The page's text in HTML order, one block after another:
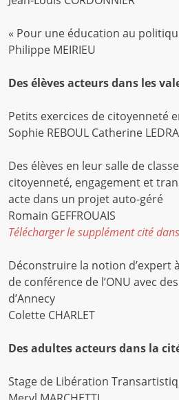
« Pour une éducation au
Philippe MEIRIEU
Des élèves acteurs dans les
Petits exercices de citoyenneté
Sophie REBOUL Catherine
Des élèves en leur salle de
citoyenneté, engagement et
acte dans un projet auto-géré
Romain GEFFROUAIS
Télécharger le supplément cité
Déconstruire la notion d’expert
de conférence de l’ONU avec
d’Annecy
Colette CHARLET
Des adultes acteurs dans la
Stage de Libération